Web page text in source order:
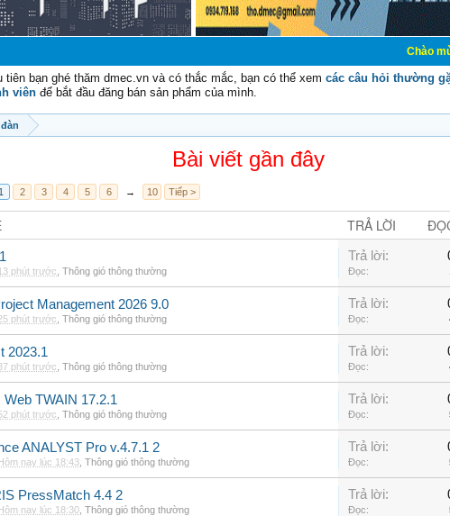
Chào mừng các
tiên bạn ghé thăm dmec.vn và có thắc mắc, bạn có thể xem các câu hỏi thường
viên để bắt đầu đăng bán sản phẩm của mình.
Bài viết gần đây
1 2 3 4 5 6 → 10 Tiếp >
TRẢ LỜI
phút trước Thông gió thông thường
Trả lời:
Đọc:
Management 2026 9.0
phút trước Thông gió thông thường
Trả lời:
Đọc:
2023.1
phút trước Thông gió thông thường
Trả lời:
Đọc:
Web TWAIN 17.2.1
phút trước Thông gió thông thường
Trả lời:
Đọc:
ANALYST Pro v.4.7.1 2
nay lúc 18:43 Thông gió thông thường
Trả lời:
Đọc:
PressMatch 4.4 2
nay lúc 18:30 Thông gió thông thường
Trả lời:
Đọc: